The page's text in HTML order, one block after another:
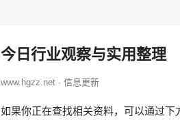
今日行业观察与实用整理
www.hgzz.net · 信息更新
如果你正在查找相关资料，可以通过下